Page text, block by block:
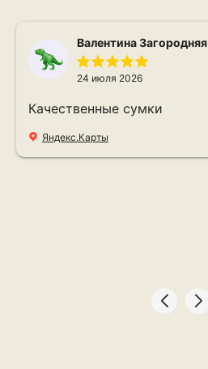
Валентина Загородняя
24 июля 2026
Качественные сумки
Яндекс.Карты